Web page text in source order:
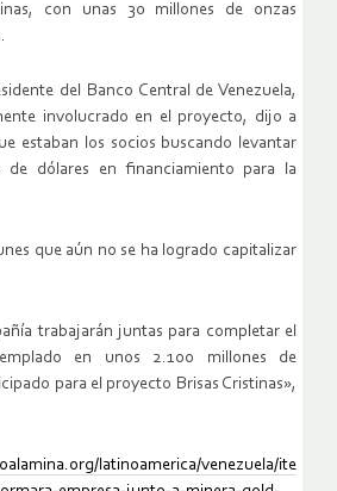
con unas 30 millones de onzas
del Banco Central de Venezuela,
involucrado en el proyecto, dijo a
estaban los socios buscando levantar
de dólares en financiamiento para la
que aún no se ha logrado capitalizar
trabajarán juntas para completar el
en unos 2.100 millones de
para el proyecto Brisas Cristinas»,
latinoamerica/venezuela/ite